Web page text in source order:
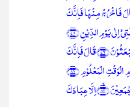
مِنۡ طِیۡنٍ ﴿۷۶﴾قَالَ فَاخۡرُجۡ مِنۡہَا فَاِنَّکَ
رَجِیۡمٌ ﴿ۚۖ۷۷﴾وَّ اِنَّ عَلَیۡکَ لَعۡنَتِیۡۤ اِلٰی یَوۡمِ الدِّیۡنِ ﴿۷۸﴾
قَالَ رَبِّ فَاَنۡظِرۡنِیۡۤ اِلٰی یَوۡمِ یُبۡعَثُوۡنَ ﴿۷۹﴾قَالَ فَاِنَّکَ
مِنَ الۡمُنۡظَرِیۡنَ ﴿ۙ۸۰﴾اِلٰی یَوۡمِ الۡوَقۡتِ الۡمَعۡلُوۡمِ ﴿۸۱﴾
قَالَ فَبِعِزَّتِکَ لَاُغۡوِیَنَّہُمۡ اَجۡمَعِیۡنَ ﴿ۙ۸۲﴾اِلَّا عِبَادَکَ